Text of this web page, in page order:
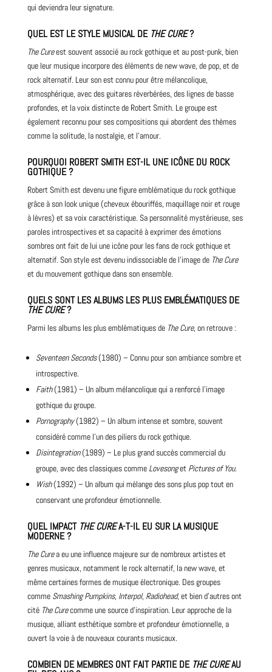
qui deviendra leur signature.
QUEL EST LE STYLE MUSICAL DE THE CURE?
The Cureest souvent associé au rock gothique et au post-punk, bien
que leur musique incorpore des éléments de new wave, de pop, et de
rock alternatif. Leur son est connu pour être mélancolique,
atmosphérique, avec des guitares réverbérées, des lignes de basse
profondes, et la voix distincte de Robert Smith. Le groupe est
également reconnu pour ses compositions qui abordent des thèmes
comme la solitude, la nostalgie, et l’amour.
POURQUOI ROBERT SMITH EST-IL UNE ICÔNE DU ROCK
GOTHIQUE ?
Robert Smith est devenu une figure emblématique du rock gothique
grâce à son look unique (cheveux ébouriffés, maquillage noir et rouge
à lèvres) et sa voix caractéristique. Sa personnalité mystérieuse, ses
paroles introspectives et sa capacité à exprimer des émotions
sombres ont fait de lui une icône pour les fans de rock gothique et
alternatif. Son style est devenu indissociable de l’image de The Cure
et du mouvement gothique dans son ensemble.
QUELS SONT LES ALBUMS LES PLUS EMBLÉMATIQUES DE
THE CURE?
Parmi les albums les plus emblématiques de The Cure, on retrouve :
Seventeen Seconds(1980) – Connu pour son ambiance sombre et
introspective.
Faith(1981) – Un album mélancolique qui a renforcé l’image
gothique du groupe.
Pornography(1982) – Un album intense et sombre, souvent
considéré comme l’un des piliers du rock gothique.
Disintegration(1989) – Le plus grand succès commercial du
groupe, avec des classiques comme Lovesonget Pictures of You.
Wish(1992) – Un album qui mélange des sons plus pop tout en
conservant une profondeur émotionnelle.
QUEL IMPACT THE CUREA-T-IL EU SUR LA MUSIQUE
MODERNE ?
The Curea eu une influence majeure sur de nombreux artistes et
genres musicaux, notamment le rock alternatif, la new wave, et
même certaines formes de musique électronique. Des groupes
comme Smashing Pumpkins, Interpol, Radiohead, et bien d’autres ont
cité The Curecomme une source d’inspiration. Leur approche de la
musique, alliant esthétique sombre et profondeur émotionnelle, a
ouvert la voie à de nouveaux courants musicaux.
COMBIEN DE MEMBRES ONT FAIT PARTIE DE THE CUREAU